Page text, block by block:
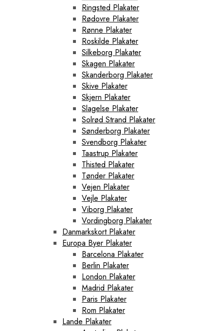
Ringsted Plakater
Rødovre Plakater
Rønne Plakater
Roskilde Plakater
Silkeborg Plakater
Skagen Plakater
Skanderborg Plakater
Skive Plakater
Skjern Plakater
Slagelse Plakater
Solrød Strand Plakater
Sønderborg Plakater
Svendborg Plakater
Taastrup Plakater
Thisted Plakater
Tønder Plakater
Vejen Plakater
Vejle Plakater
Viborg Plakater
Vordingborg Plakater
Danmarkskort Plakater
Europa Byer Plakater
Barcelona Plakater
Berlin Plakater
London Plakater
Madrid Plakater
Paris Plakater
Rom Plakater
Lande Plakater